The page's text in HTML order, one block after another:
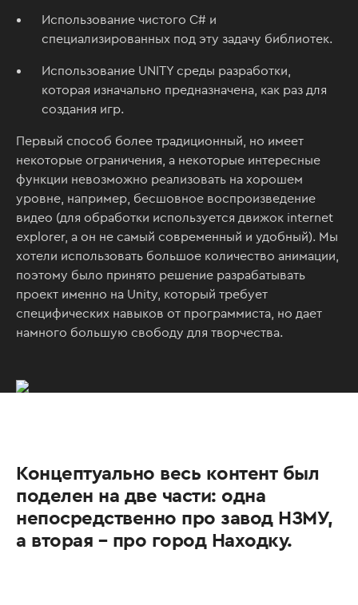
Использование чистого C# и
специализированных под эту задачу библиотек.
Использование UNITY среды разработки,
которая изначально предназначена, как раз для
создания игр.
Первый способ более традиционный, но имеет
некоторые ограничения, а некоторые интересные
функции невозможно реализовать на хорошем
уровне, например, бесшовное воспроизведение
видео (для обработки используется движок internet
explorer, а он не самый современный и удобный). Мы
хотели использовать большое количество анимации,
поэтому было принято решение разрабатывать
проект именно на Unity, который требует
специфических навыков от программиста, но дает
намного большую свободу для творчества.
Концептуально весь контент был
поделен на две части: одна
непосредственно про завод НЗМУ,
а вторая – про город Находку.